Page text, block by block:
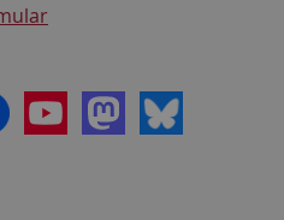
YoutubeMastodon
Bluesky